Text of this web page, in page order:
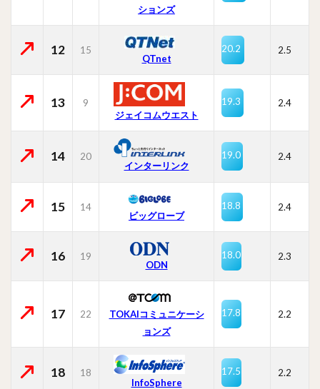
ションズ
12 15
QTnet
20.2 2.5
13
9
ジェイコムウエスト
19.3 2.4
14
20
インターリンク
19.0 2.4
15 14
ビッグローブ
18.8 2.4
16 19
ODN
18.0 2.3
17 22
TOKAIコミュニケーシ
ョンズ
17.8 2.2
18
18
InfoSphere
17.5 2.2